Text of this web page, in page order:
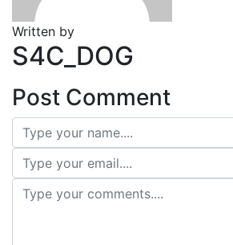
Written by
S4C_DOG
Post Comment